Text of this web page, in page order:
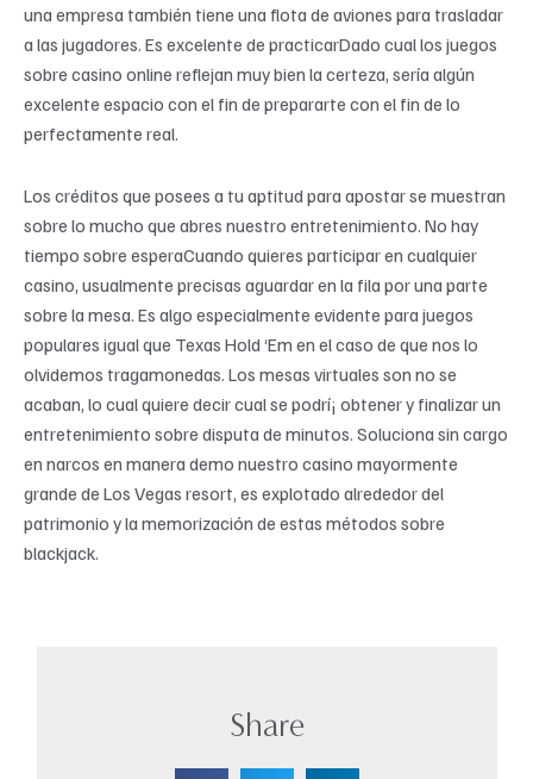
una empresa también tiene una flota de aviones para trasladar
a las jugadores. Es excelente de practicarDado cual los juegos
sobre casino online reflejan muy bien la certeza, serí­a algún
excelente espacio con el fin de prepararte con el fin de lo
perfectamente real.
Los créditos que posees a tu aptitud para apostar se muestran
sobre lo mucho que abres nuestro entretenimiento. No hay
tiempo sobre esperaCuando quieres participar en cualquier
casino, usualmente precisas aguardar en la fila por una parte
sobre la mesa. Es algo especialmente evidente para juegos
populares igual que Texas Hold ‘Em en el caso de que nos lo
olvidemos tragamonedas. Los mesas virtuales son no se
acaban, lo cual quiere decir cual se podrí¡ obtener y finalizar un
entretenimiento sobre disputa de minutos. Soluciona sin cargo
en narcos en manera demo nuestro casino mayormente
grande de Los Vegas resort, es explotado alrededor del
patrimonio y la memorización de estas métodos sobre
blackjack.
Share